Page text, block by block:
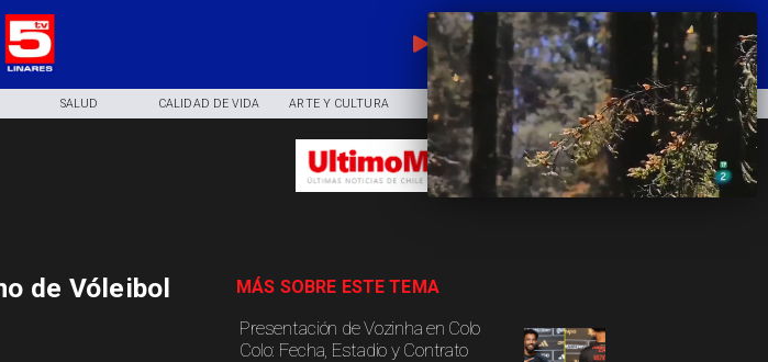
EN VIVO
SALUD CALIDAD DE VIDA ARTE Y CULTURA COMUNIDAD DEPORTES
Presentación de Vozinha en Colo
Colo: Fecha, Estadio y Contrato
MÁS SOBRE ESTE TEMA
de Vóleibol